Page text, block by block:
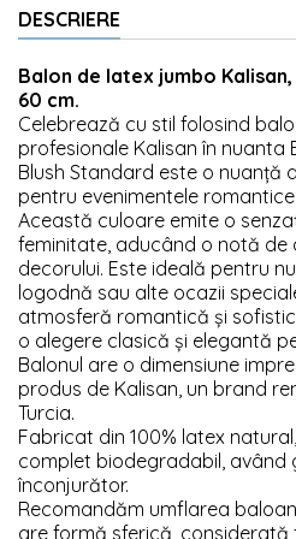
DESCRIERE
Balon de latex jumbo
60 cm.
Celebrează cu stil folosind
profesionale Kalisan în nuanta
Blush Standard este o nuanță
pentru evenimentele
Această culoare emite o
feminitate, aducând o notă de
decorului. Este ideală pentru
logodnă sau alte ocazii
atmosferă romantică și
o alegere clasică și elegantă
Balonul are o dimensiune
produs de Kalisan, un brand
Turcia.
Fabricat din 100% latex
complet biodegradabil, având
înconjurător.
Recomandăm umflarea
are formă sferică, considerată